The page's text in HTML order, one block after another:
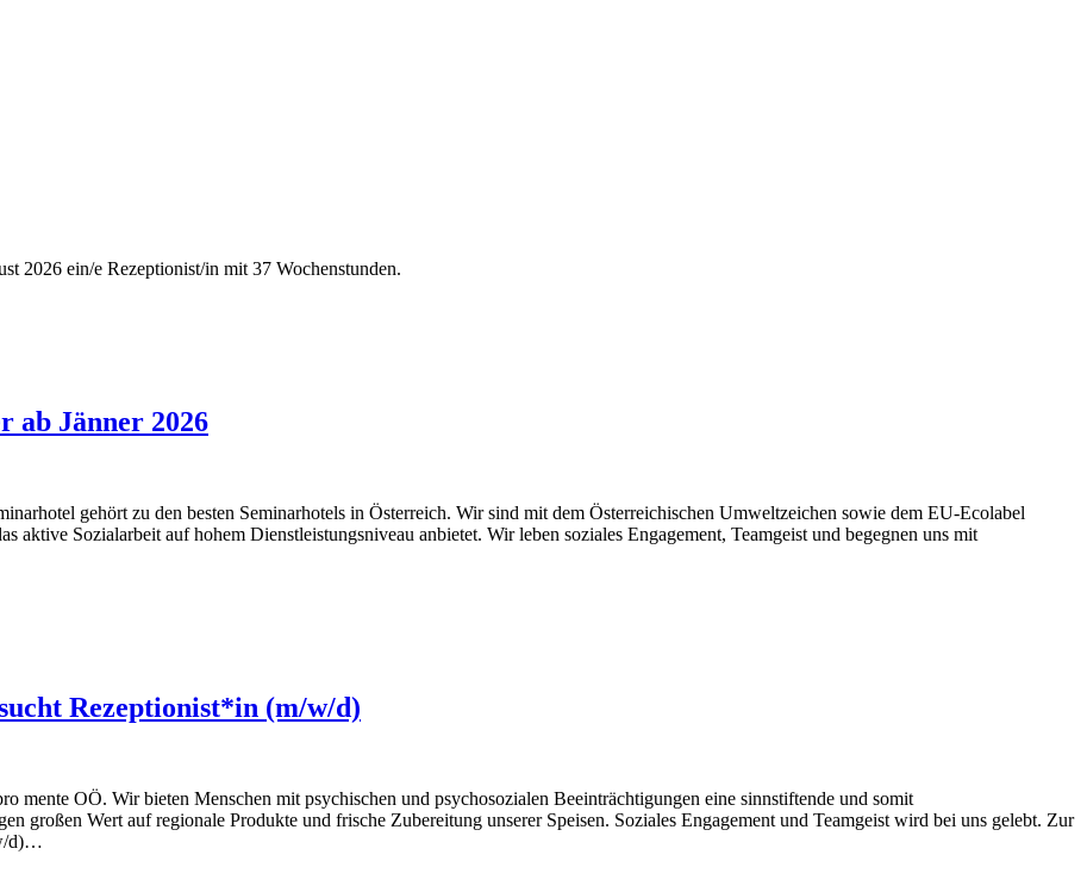
2026 ein/e Rezeptionist/in mit 37 Wochenstunden.
ab Jänner 2026
gehört zu den besten Seminarhotels in Österreich. Wir sind mit dem Österreichischen Umweltzeichen sowie dem EU-Ecolabel
aktive Sozialarbeit auf hohem Dienstleistungsniveau anbietet. Wir leben soziales Engagement, Teamgeist und begegnen uns mit
Rezeptionist*in (m/w/d)
mente OÖ. Wir bieten Menschen mit psychischen und psychosozialen Beeinträchtigungen eine sinnstiftende und somit
großen Wert auf regionale Produkte und frische Zubereitung unserer Speisen. Soziales Engagement und Teamgeist wird bei uns gelebt. Zur
d)…